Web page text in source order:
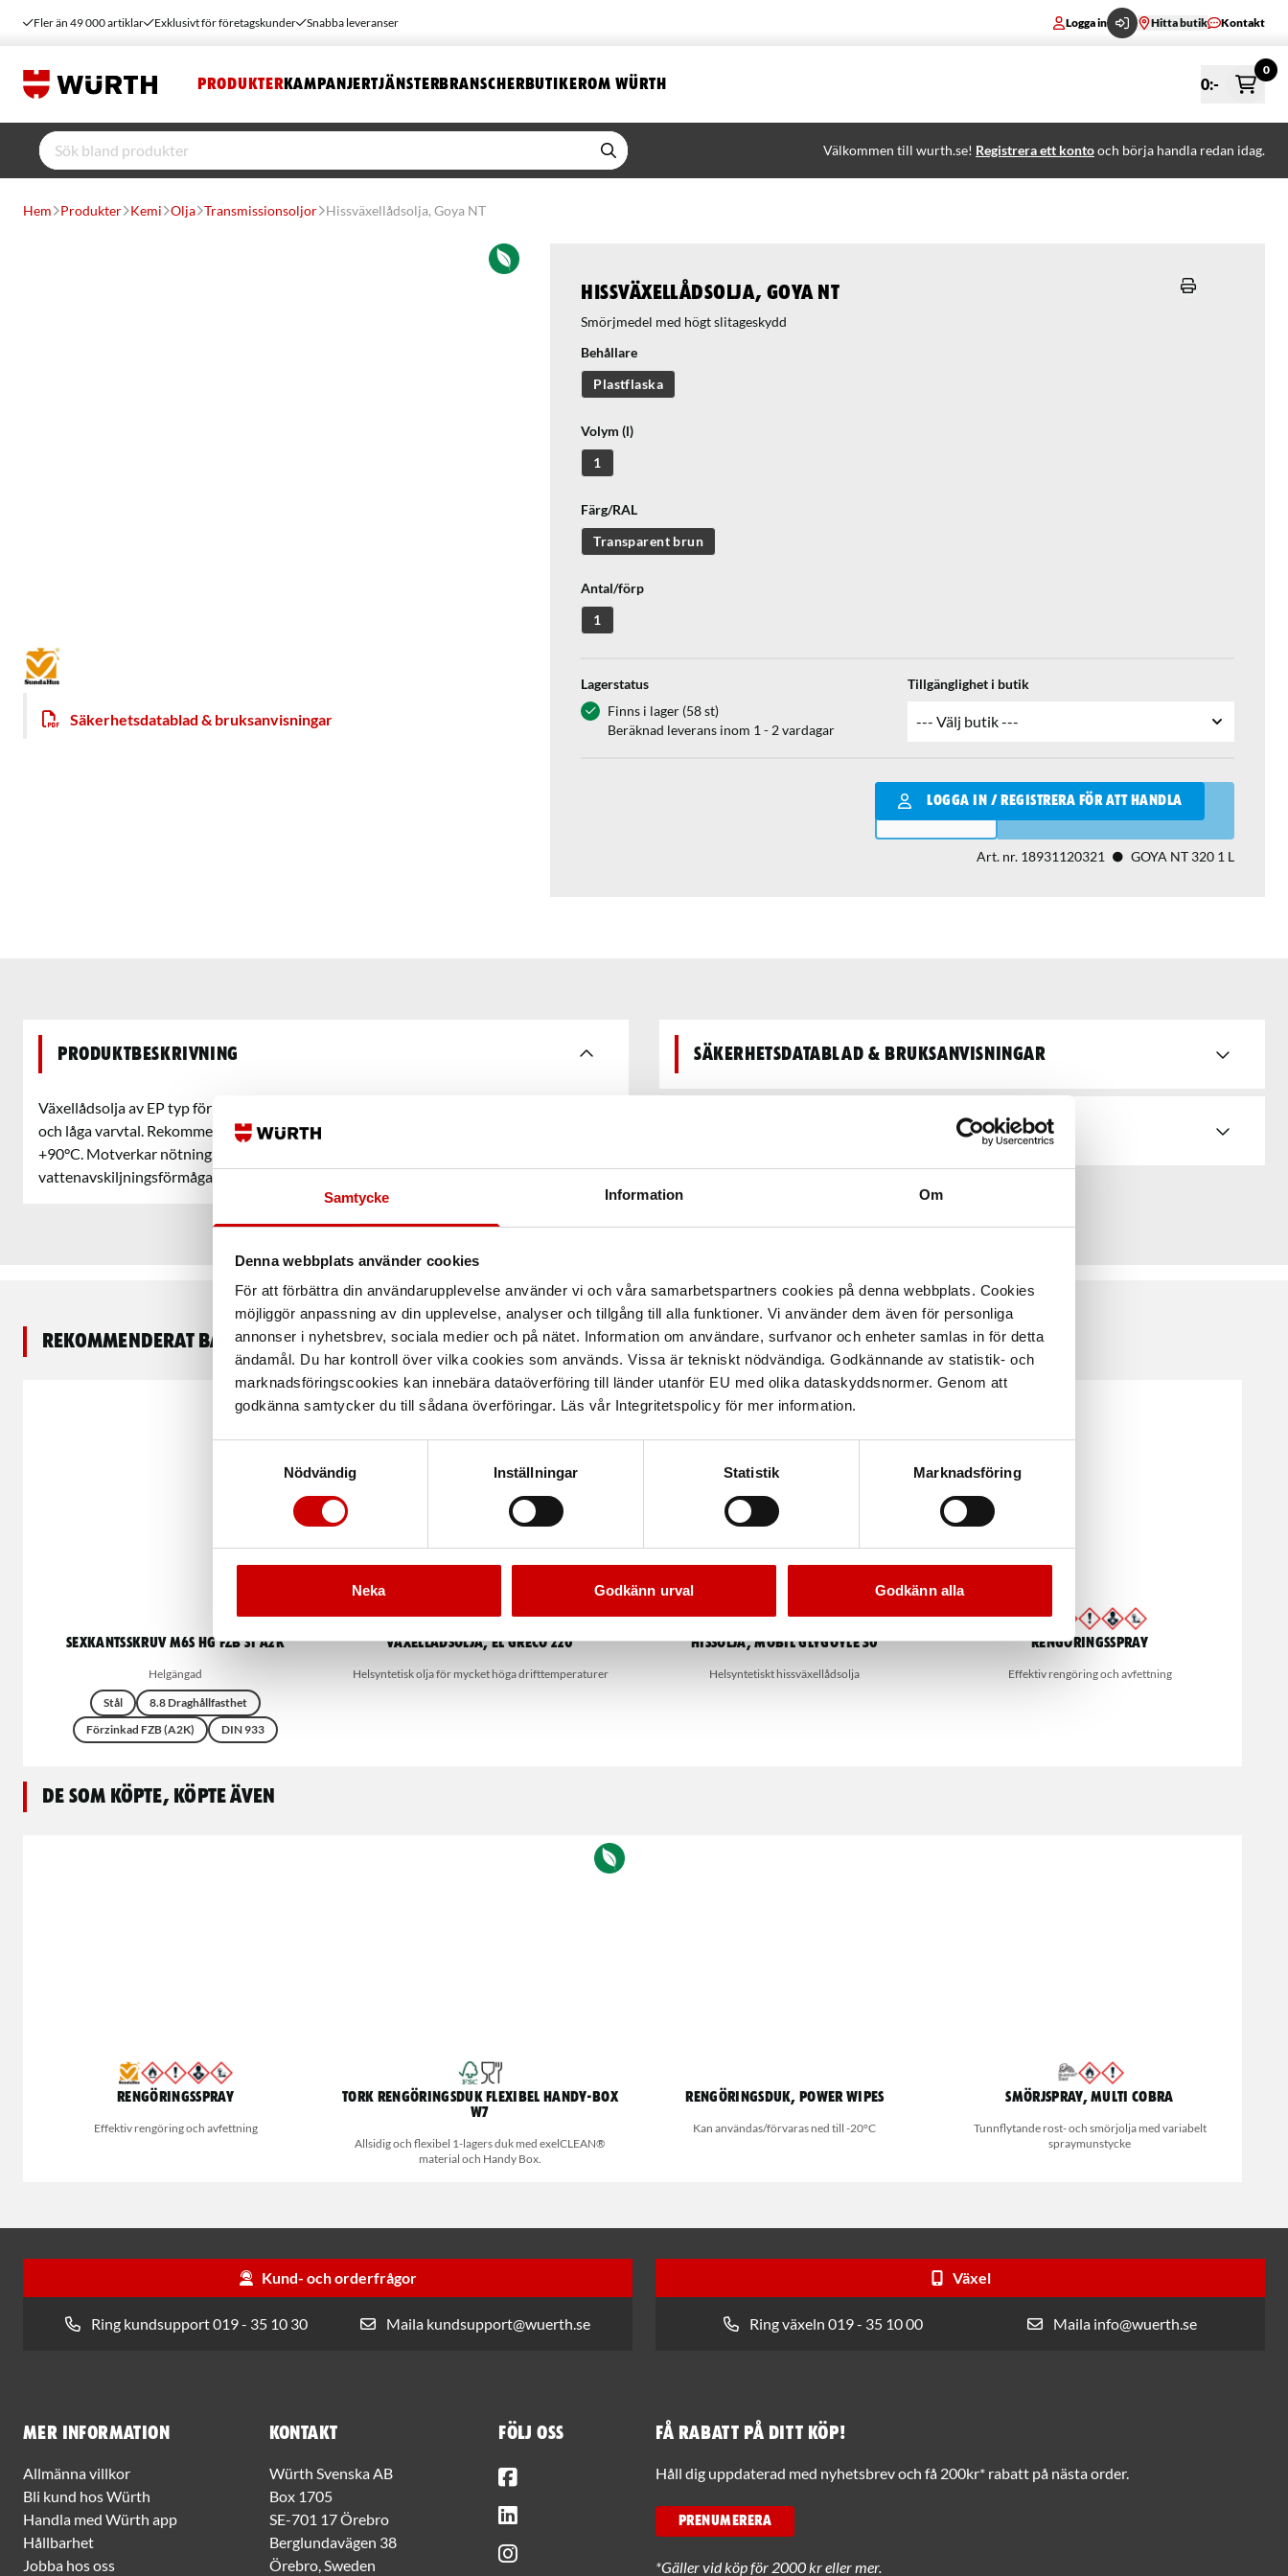
Samtycke Information Om
Denna webbplats använder cookies
För att förbättra din användarupplevelse använder vi och våra samarbetspartners cookies på denna webbplats. Cookies
möjliggör anpassning av din upplevelse, analyser och tillgång till alla funktioner. Vi använder dem även för personliga
annonser i nyhetsbrev, sociala medier och på nätet. Information om användare, surfvanor och enheter samlas in för detta
ändamål. Du har kontroll över vilka cookies som används. Vissa är tekniskt nödvändiga. Godkännande av statistik- och
marknadsföringscookies kan innebära dataöverföring till länder utanför EU med olika dataskyddsnormer. Genom att
godkänna samtycker du till sådana överföringar. Läs vår Integritetspolicy för mer information.
Nödvändig
Inställningar Statistik Marknadsföring
Neka Godkänn urval Godkänn alla
Fler än 49 000 artiklar Exklusivt för företagskunder Snabba leveranser Logga in Hitta butik Kontakt
PRODUKTER KAMPANJERTJÄNSTERBRANSCHERBUTIKEROM WÜRTH 0:-
0
Välkommen till wurth.se! Registrera ett kontooch börja handla redan idag.
Hem Produkter Kemi Olja Transmissionsoljor Hissväxellådsolja, Goya NT
Hissväxellådsolja, Goya NT
Smörjmedel med högt slitageskydd
Behållare
Plastflaska
Volym (l)
1
Färg/RAL
Transparent brun
Antal/förp
1
Lagerstatus
Finns i lager (58 st)
Beräknad leverans inom 1 - 2 vardagar
Tillgänglighet i butik
LOGGA IN / REGISTRERA FÖR ATT HANDLA
Qantity
LÄGG I VARUKORGEN
Art. nr. 18931120321 GOYA NT 320 1 L
Säkerhetsdatablad & bruksanvisningar
Produktbeskrivning
Växellådsolja av EP typ för växlar där svåra driftförhållanden råder t.ex. vid höga tryck
och låga varvtal. Rekommenderas för kugg- och snäckväxlar med temperaturer upp till
+90°C. Motverkar nötning, oxidation, rost och skumning. Har god
vattenavskiljningsförmåga.
Säkerhetsdatablad & bruksanvisningar
Rekommenderat baserat på vald produkt
Sexkantsskruv M6S HG FZB ST A2K
Helgängad
Stål
8.8 Draghållfasthet
Förzinkad FZB (A2K)
DIN 933
Växellådsolja, El Greco 220
Helsyntetisk olja för mycket höga drifttemperaturer
Hissolja, Mobil Glygoyle 30
Helsyntetiskt hissväxellådsolja
Rengöringsspray
Effektiv rengöring och avfettning
De som köpte, köpte även
Rengöringsspray
Effektiv rengöring och avfettning
Tork Rengöringsduk flexibel Handy-box
W7
Allsidig och flexibel 1-lagers duk med exelCLEAN®
material och Handy Box.
Rengöringsduk, Power Wipes
Kan användas/förvaras ned till -20°C
Smörjspray, Multi Cobra
Tunnflytande rost- och smörjolja med variabelt
spraymunstycke
Kund- och orderfrågor
Ring kundsupport 019 - 35 10 30 Maila kundsupport@wuerth.se
Växel
Ring växeln 019 - 35 10 00 Maila info@wuerth.se
Mer information
Allmänna villkor
Bli kund hos Würth
Handla med Würth app
Hållbarhet
Jobba hos oss
Kontakt
Würth Svenska AB
Box 1705
SE-701 17 Örebro
Berglundavägen 38
Örebro, Sweden
Följ oss Få rabatt på ditt köp!
Håll dig uppdaterad med nyhetsbrev och få 200kr* rabatt på nästa order.
PRENUMERERA
*Gäller vid köp för 2000 kr eller mer.